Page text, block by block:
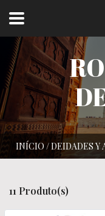
INÍCIO/DEIDADES Y
11 Produto(s)